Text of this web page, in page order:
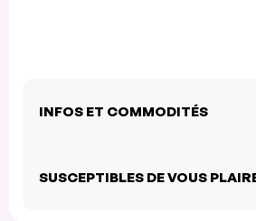
INFOS ET COMMODITÉS
SUSCEPTIBLES DE VOUS